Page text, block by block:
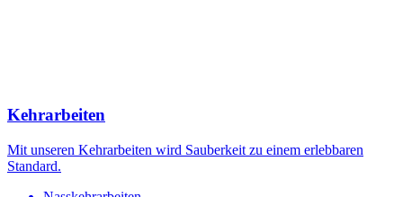
Kehrarbeiten
Mit unseren Kehrarbeiten wird Sauberkeit zu einem erlebbaren
Standard.